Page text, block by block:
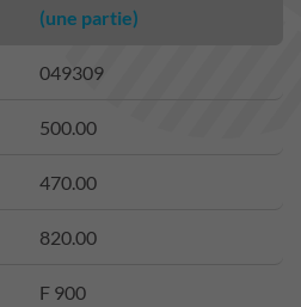
(une partie)
049309
500.00
470.00
820.00
F 900